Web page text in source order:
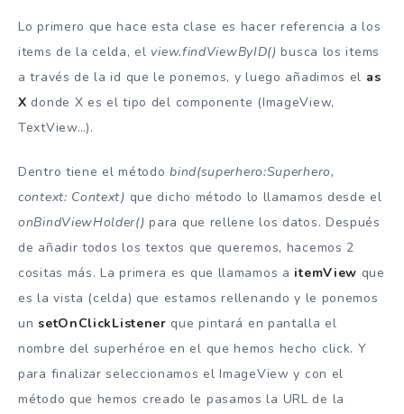
        }
    }
Lo primero que hace esta clase es hacer referencia a los
items de la celda, el view.findViewByID()busca los items
a través de la id que le ponemos, y luego añadimos el as
X donde X es el tipo del componente (ImageView,
TextView…).
Dentro tiene el métodobind(superhero:Superhero,
context: Context) que dicho método lo llamamos desde el
onBindViewHolder() para que rellene los datos. Después
de añadir todos los textos que queremos, hacemos 2
cositas más. La primera es que llamamos a itemView que
es la vista (celda) que estamos rellenando y le ponemos
unsetOnClickListener que pintará en pantalla el
nombre del superhéroe en el que hemos hecho click. Y
para finalizar seleccionamos el ImageView y con el
método que hemos creado le pasamos la URL de la